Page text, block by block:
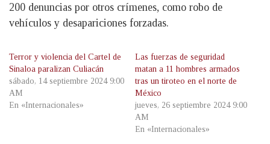
200 denuncias por otros crímenes, como robo de
vehículos y desapariciones forzadas.
Terror y violencia del Cartel de
Sinaloa paralizan Culiacán
sábado, 14 septiembre 2024 9:00
AM
En «Internacionales»
Las fuerzas de seguridad
matan a 11 hombres armados
tras un tiroteo en el norte de
México
jueves, 26 septiembre 2024 9:00
AM
En «Internacionales»